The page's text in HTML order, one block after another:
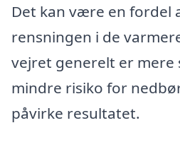
Det kan være en fordel
rensningen i de
vejret generelt er mere
mindre risiko for
påvirke resultatet.